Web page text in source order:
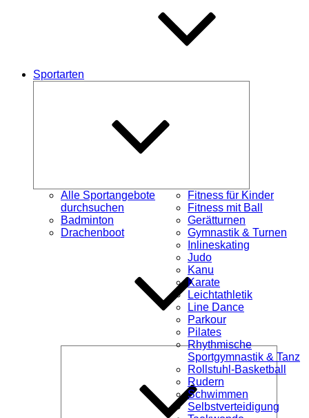
Sportarten
Alle Sportangebote
durchsuchen
Badminton
Drachenboot
öffnen
Fitness für Kinder
Fitness mit Ball
Gerätturnen
Gymnastik & Turnen
Inlineskating
Judo
Kanu
Karate
Leichtathletik
Line Dance
Parkour
Pilates
Rhythmische
Sportgymnastik & Tanz
Rollstuhl-Basketball
Rudern
Schwimmen
Selbstverteidigung